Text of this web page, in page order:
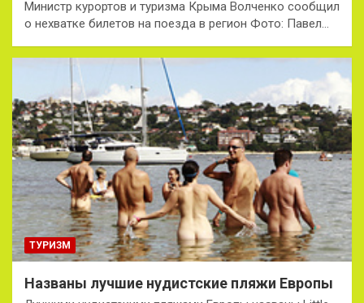
Министр курортов и туризма Крыма Волченко сообщил
о нехватке билетов на поезда в регион Фото: Павел…
ТУРИЗМ
Названы лучшие нудистские пляжи Европы